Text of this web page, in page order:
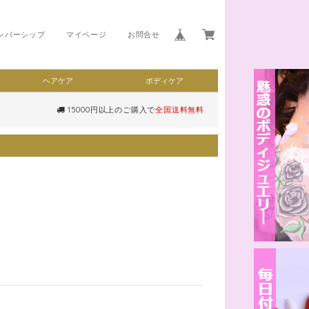
お問合せ
マイページ
バーシップ
ヘアケア ボディケア
15000円以上のご購入で全国送料無料